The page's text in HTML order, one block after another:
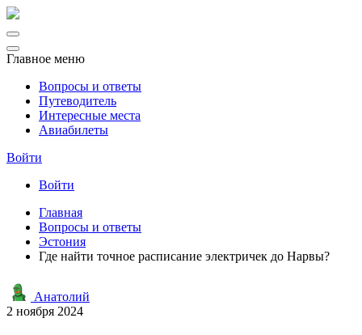
Главное меню
Вопросы и ответы
Путеводитель
Интересные места
Авиабилеты
Войти
Войти
Главная
Вопросы и ответы
Эстония
Где найти точное расписание электричек до Нарвы?
Анатолий
2 ноября 2024